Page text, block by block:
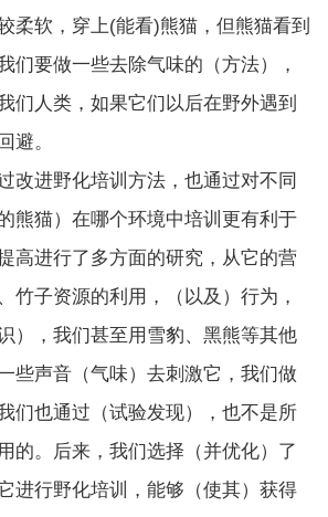
柔软，穿上(能看)熊猫，但熊猫看到
们要做一些去除气味的（方法），
们人类，如果它们以后在野外遇到
避。
改进野化培训方法，也通过对不同
熊猫）在哪个环境中培训更有利于
高进行了多方面的研究，从它的营
竹子资源的利用，（以及）行为，
），我们甚至用雪豹、黑熊等其他
些声音（气味）去刺激它，我们做
们也通过（试验发现），也不是所
的。后来，我们选择（并优化）了
进行野化培训，能够（使其）获得